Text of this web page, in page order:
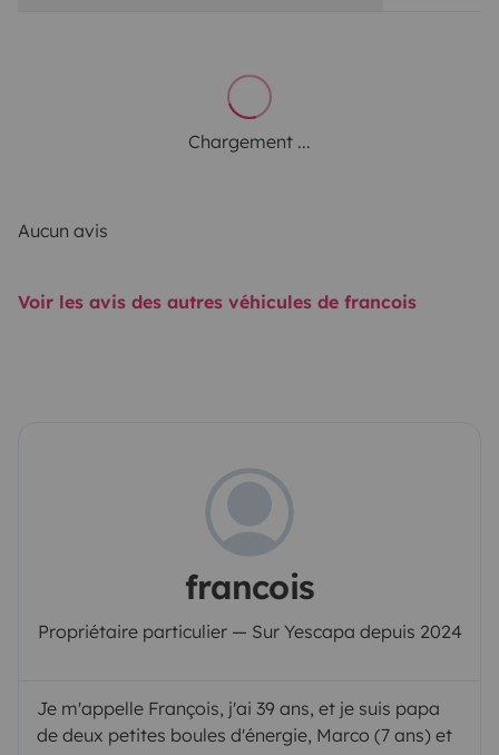
Chargement ...
Aucun avis
Voir les avis des autres véhicules de francois
francois
Propriétaire particulier — Sur Yescapa depuis 2024
Je m'appelle François, j'ai 39 ans, et je suis papa
de deux petites boules d'énergie, Marco (7 ans) et